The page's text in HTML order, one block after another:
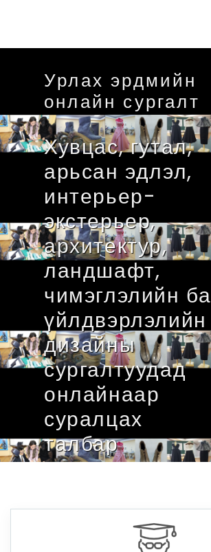
Урлах эрдмийн
онлайн сургалт
Хувцас, гутал,
арьсан эдлэл,
интерьер-
экстерьер,
архитектур,
ландшафт,
чимэглэлийн ба
үйлдвэрлэлийн
дизайны
сургалтуудад
онлайнаар
суралцах
талбар